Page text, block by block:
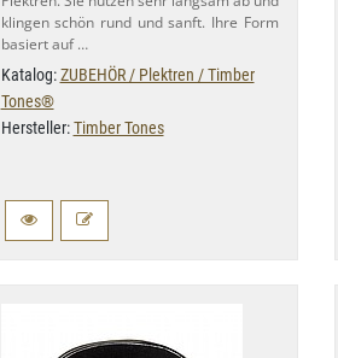
klingen schön rund und sanft. Ihre Form
basiert auf …
Katalog:ZUBEHÖR / Plektren / Timber
Tones®
Hersteller:Timber Tones